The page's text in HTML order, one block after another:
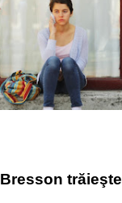
Bresson trăieşte